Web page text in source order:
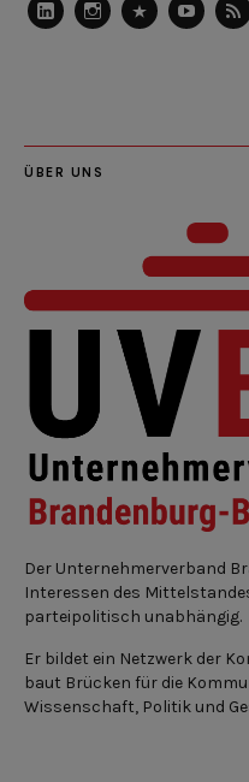
ÜBER UNS
Der Unternehmerverband
Interessen des
parteipolitisch unabhängig.
Er bildet ein Netzwerk der
baut Brücken für die
Wissenschaft, Politik und